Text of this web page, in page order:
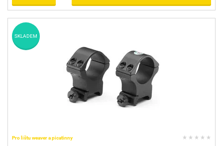
Pro lištu weaver a picatinny
SKLADEM